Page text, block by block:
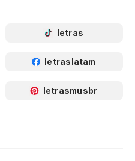
letras
letraslatam
letrasmusbr